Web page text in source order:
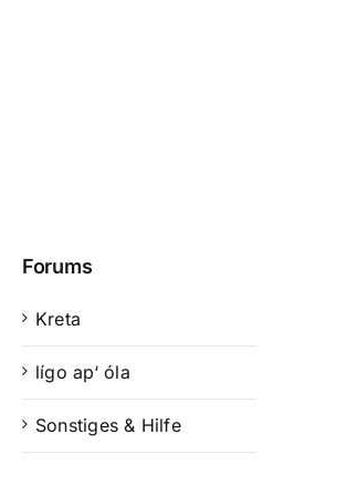
Forums
Kreta
lígo ap‘ óla
Sonstiges & Hilfe